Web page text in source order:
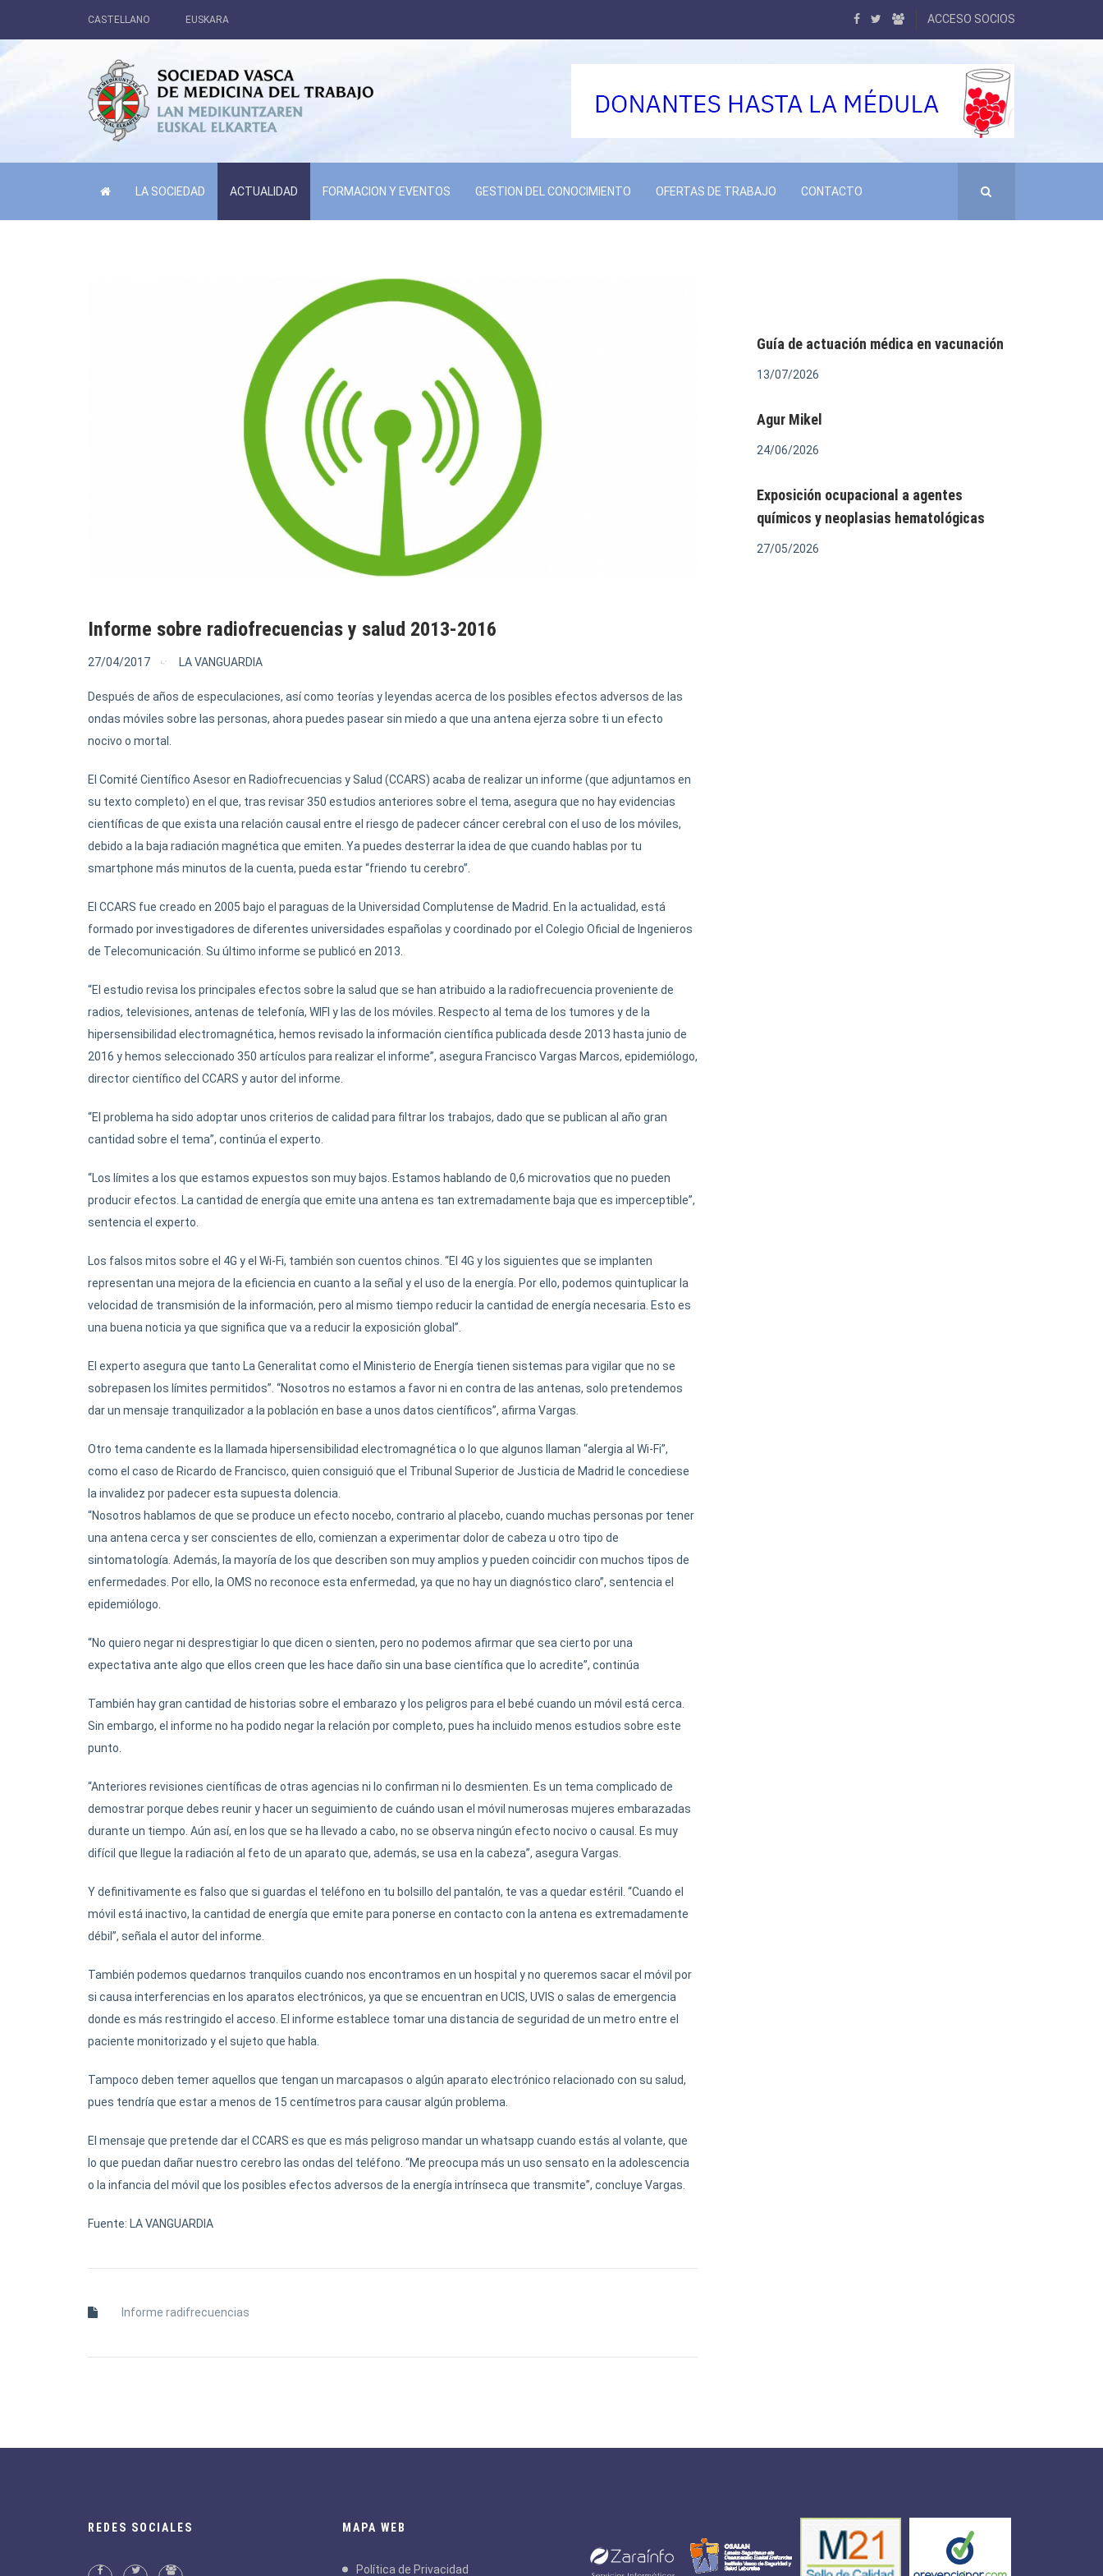
CASTELLANO EUSKARA ACCESO SOCIOS
LA SOCIEDAD ACTUALIDAD FORMACION Y EVENTOS GESTION DEL CONOCIMIENTO OFERTAS DE TRABAJO CONTACTO
Informe sobre radiofrecuencias y salud 2013-2016
27/04/2017 LA VANGUARDIA
Después de años de especulaciones, así como teorías y leyendas acerca de los posibles efectos adversos de las
ondas móviles sobre las personas, ahora puedes pasear sin miedo a que una antena ejerza sobre ti un efecto
nocivo o mortal.
El Comité Científico Asesor en Radiofrecuencias y Salud (CCARS) acaba de realizar un informe (que adjuntamos en
su texto completo) en el que, tras revisar 350 estudios anteriores sobre el tema, asegura que no hay evidencias
científicas de que exista una relación causal entre el riesgo de padecer cáncer cerebral con el uso de los móviles,
debido a la baja radiación magnética que emiten. Ya puedes desterrar la idea de que cuando hablas por tu
smartphone más minutos de la cuenta, pueda estar “friendo tu cerebro”.
El CCARS fue creado en 2005 bajo el paraguas de la Universidad Complutense de Madrid. En la actualidad, está
formado por investigadores de diferentes universidades españolas y coordinado por el Colegio Oficial de Ingenieros
de Telecomunicación. Su último informe se publicó en 2013.
“El estudio revisa los principales efectos sobre la salud que se han atribuido a la radiofrecuencia proveniente de
radios, televisiones, antenas de telefonía, WIFI y las de los móviles. Respecto al tema de los tumores y de la
hipersensibilidad electromagnética, hemos revisado la información científica publicada desde 2013 hasta junio de
2016 y hemos seleccionado 350 artículos para realizar el informe”, asegura Francisco Vargas Marcos, epidemiólogo,
director científico del CCARS y autor del informe.
“El problema ha sido adoptar unos criterios de calidad para filtrar los trabajos, dado que se publican al año gran
cantidad sobre el tema”, continúa el experto.
“Los límites a los que estamos expuestos son muy bajos. Estamos hablando de 0,6 microvatios que no pueden
producir efectos. La cantidad de energía que emite una antena es tan extremadamente baja que es imperceptible”,
sentencia el experto.
Los falsos mitos sobre el 4G y el Wi-Fi, también son cuentos chinos. “El 4G y los siguientes que se implanten
representan una mejora de la eficiencia en cuanto a la señal y el uso de la energía. Por ello, podemos quintuplicar la
velocidad de transmisión de la información, pero al mismo tiempo reducir la cantidad de energía necesaria. Esto es
una buena noticia ya que significa que va a reducir la exposición global”.
El experto asegura que tanto La Generalitat como el Ministerio de Energía tienen sistemas para vigilar que no se
sobrepasen los límites permitidos”. “Nosotros no estamos a favor ni en contra de las antenas, solo pretendemos
dar un mensaje tranquilizador a la población en base a unos datos científicos”, afirma Vargas.
Otro tema candente es la llamada hipersensibilidad electromagnética o lo que algunos llaman “alergia al Wi-Fi”,
como el caso de Ricardo de Francisco, quien consiguió que el Tribunal Superior de Justicia de Madrid le concediese
la invalidez por padecer esta supuesta dolencia.
“Nosotros hablamos de que se produce un efecto nocebo, contrario al placebo, cuando muchas personas por tener
una antena cerca y ser conscientes de ello, comienzan a experimentar dolor de cabeza u otro tipo de
sintomatología. Además, la mayoría de los que describen son muy amplios y pueden coincidir con muchos tipos de
enfermedades. Por ello, la OMS no reconoce esta enfermedad, ya que no hay un diagnóstico claro”, sentencia el
epidemiólogo.
“No quiero negar ni desprestigiar lo que dicen o sienten, pero no podemos afirmar que sea cierto por una
expectativa ante algo que ellos creen que les hace daño sin una base científica que lo acredite”, continúa
También hay gran cantidad de historias sobre el embarazo y los peligros para el bebé cuando un móvil está cerca.
Sin embargo, el informe no ha podido negar la relación por completo, pues ha incluido menos estudios sobre este
punto.
“Anteriores revisiones científicas de otras agencias ni lo confirman ni lo desmienten. Es un tema complicado de
demostrar porque debes reunir y hacer un seguimiento de cuándo usan el móvil numerosas mujeres embarazadas
durante un tiempo. Aún así, en los que se ha llevado a cabo, no se observa ningún efecto nocivo o causal. Es muy
difícil que llegue la radiación al feto de un aparato que, además, se usa en la cabeza”, asegura Vargas.
Y definitivamente es falso que si guardas el teléfono en tu bolsillo del pantalón, te vas a quedar estéril. “Cuando el
móvil está inactivo, la cantidad de energía que emite para ponerse en contacto con la antena es extremadamente
débil”, señala el autor del informe.
También podemos quedarnos tranquilos cuando nos encontramos en un hospital y no queremos sacar el móvil por
si causa interferencias en los aparatos electrónicos, ya que se encuentran en UCIS, UVIS o salas de emergencia
donde es más restringido el acceso. El informe establece tomar una distancia de seguridad de un metro entre el
paciente monitorizado y el sujeto que habla.
Tampoco deben temer aquellos que tengan un marcapasos o algún aparato electrónico relacionado con su salud,
pues tendría que estar a menos de 15 centímetros para causar algún problema.
El mensaje que pretende dar el CCARS es que es más peligroso mandar un whatsapp cuando estás al volante, que
lo que puedan dañar nuestro cerebro las ondas del teléfono. “Me preocupa más un uso sensato en la adolescencia
o la infancia del móvil que los posibles efectos adversos de la energía intrínseca que transmite”, concluye Vargas.
Fuente: LA VANGUARDIA
Informe radifrecuencias
Guía de actuación médica en vacunación
13/07/2026
Agur Mikel
24/06/2026
Exposición ocupacional a agentes
químicos y neoplasias hematológicas
27/05/2026
REDES SOCIALES MAPA WEB
Política de Privacidad